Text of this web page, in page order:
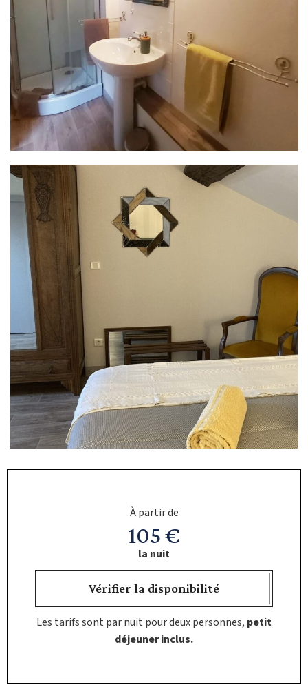
À partir de
105 €
la nuit
Vérifier la disponibilité
Les tarifs sont par nuit pour deux personnes, petit
déjeuner inclus.